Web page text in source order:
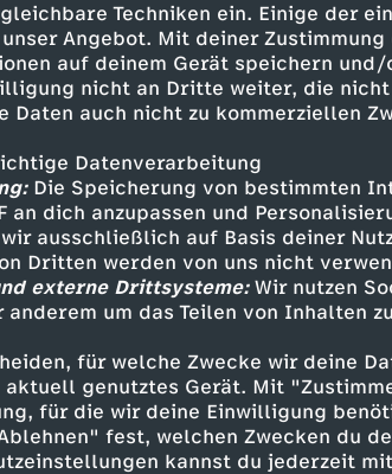
Techniken ein. Einige der
Angebot. Mit deiner
auf deinem Gerät speichern
nicht an Dritte weiter, die
Daten auch nicht zu kommerziellen
Datenverarbeitung
Die Speicherung von bestimmten
an dich anzupassen und
ausschließlich auf Basis deiner
Dritten werden von uns nicht
externe Drittsysteme:Wir nutzen
anderem um das Teilen von Inhalten
für welche Zwecke wir deine
genutztes Gerät. Mit
für die wir deine Einwilligung
fest, welchen Zwecken du
kannst du jederzeit
reden, weil es der wichtigste
sein wird, und sich dort
- und was halten
Säbelrasseln? All das schauen
Inhalte entdecken
Kommentar
Parabelritter